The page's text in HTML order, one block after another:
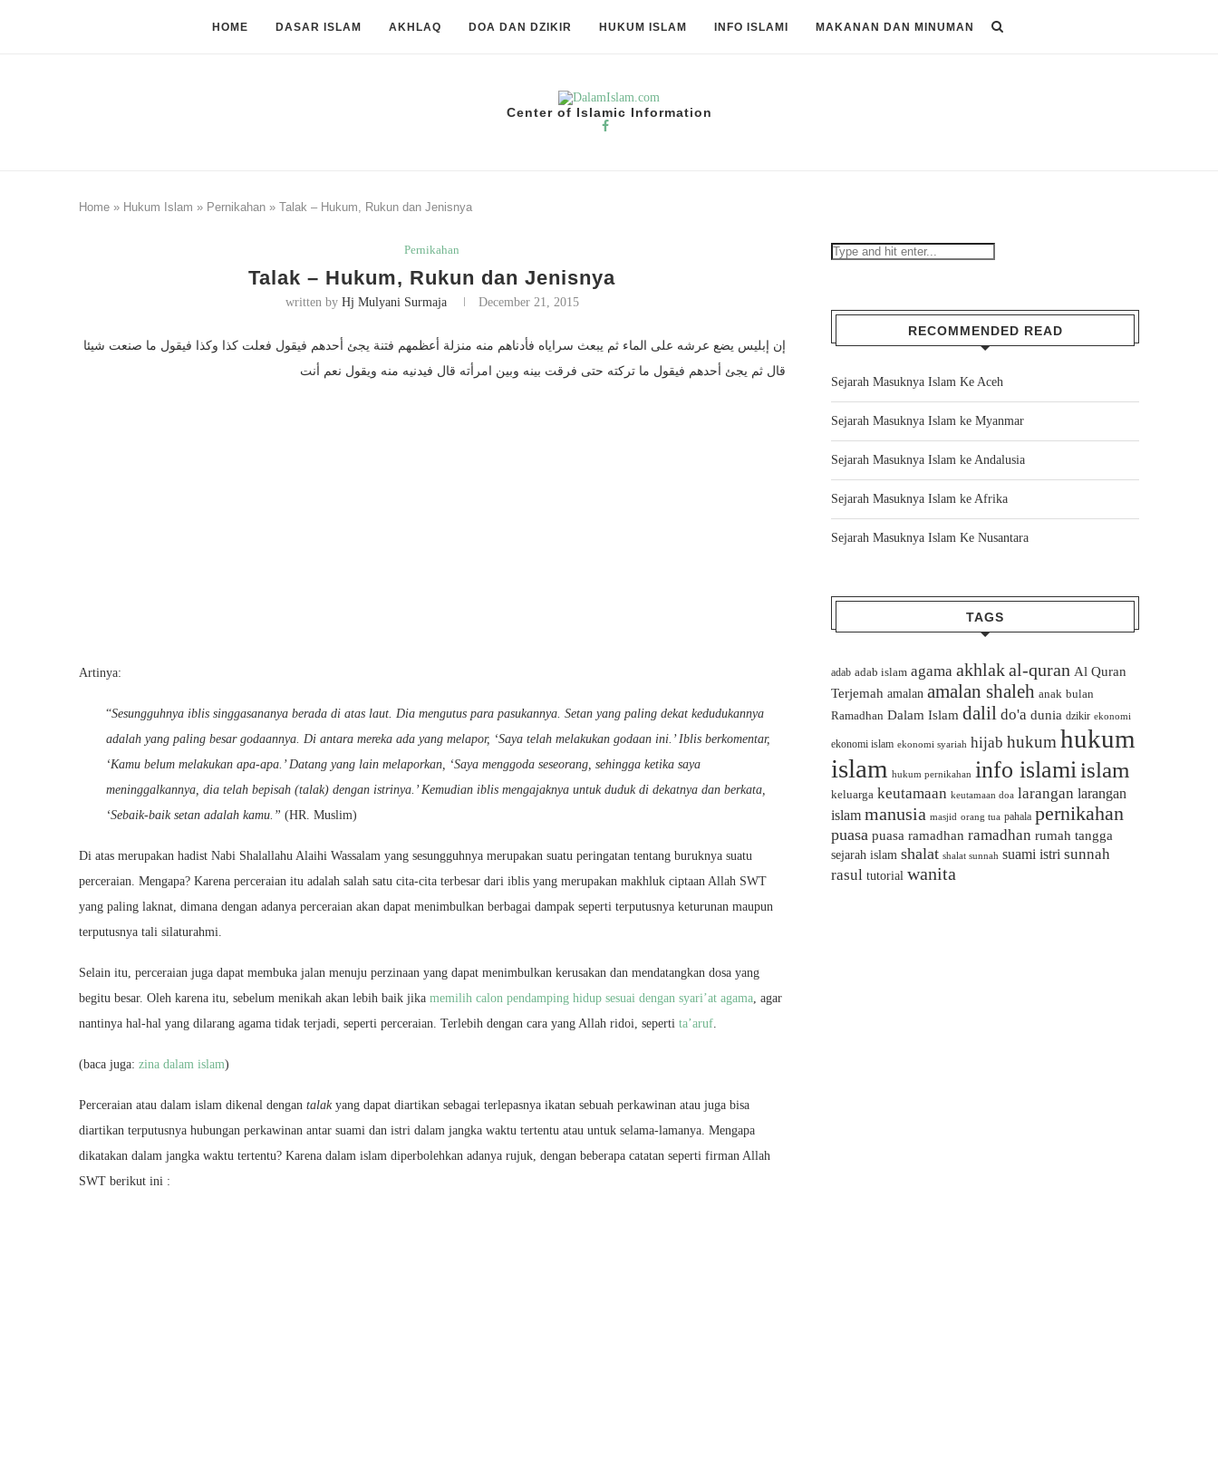
HOME DASAR ISLAM AKHLAQ DOA DAN DZIKIR HUKUM ISLAM INFO ISLAMI MAKANAN DAN MINUMAN
Center of Islamic Information
Home » Hukum Islam » Pernikahan » Talak – Hukum, Rukun dan Jenisnya
Pernikahan
Talak – Hukum, Rukun dan Jenisnya
written by Hj Mulyani Surmaja December 21, 2015
إن إبليس يضع عرشه على الماء ثم يبعث سراياه فأدناهم منه منزلة أعظمهم فتنة يجئ أحدهم فيقول فعلت كذا وكذا فيقول ما صنعت شيئا
قال ثم يجئ أحدهم فيقول ما تركته حتى فرقت بينه وبين امرأته قال فيدنيه منه ويقول نعم أنت
Artinya:
“Sesungguhnya iblis singgasananya berada di atas laut. Dia mengutus para pasukannya. Setan yang paling dekat kedudukannya
adalah yang paling besar godaannya. Di antara mereka ada yang melapor, ‘Saya telah melakukan godaan ini.’ Iblis berkomentar,
‘Kamu belum melakukan apa-apa.’ Datang yang lain melaporkan, ‘Saya menggoda seseorang, sehingga ketika saya
meninggalkannya, dia telah bepisah (talak) dengan istrinya.’ Kemudian iblis mengajaknya untuk duduk di dekatnya dan berkata,
‘Sebaik-baik setan adalah kamu.” (HR. Muslim)
Di atas merupakan hadist Nabi Shalallahu Alaihi Wassalam yang sesungguhnya merupakan suatu peringatan tentang buruknya suatu
perceraian. Mengapa? Karena perceraian itu adalah salah satu cita-cita terbesar dari iblis yang merupakan makhluk ciptaan Allah SWT
yang paling laknat, dimana dengan adanya perceraian akan dapat menimbulkan berbagai dampak seperti terputusnya keturunan maupun
terputusnya tali silaturahmi.
Selain itu, perceraian juga dapat membuka jalan menuju perzinaan yang dapat menimbulkan kerusakan dan mendatangkan dosa yang
begitu besar. Oleh karena itu, sebelum menikah akan lebih baik jika memilih calon pendamping hidup sesuai dengan syari’at agama, agar
nantinya hal-hal yang dilarang agama tidak terjadi, seperti perceraian. Terlebih dengan cara yang Allah ridoi, seperti ta’aruf.
(baca juga: zina dalam islam)
Perceraian atau dalam islam dikenal dengan talakyang dapat diartikan sebagai terlepasnya ikatan sebuah perkawinan atau juga bisa
diartikan terputusnya hubungan perkawinan antar suami dan istri dalam jangka waktu tertentu atau untuk selama-lamanya. Mengapa
dikatakan dalam jangka waktu tertentu? Karena dalam islam diperbolehkan adanya rujuk, dengan beberapa catatan seperti firman Allah
SWT berikut ini :
RECOMMENDED READ
Sejarah Masuknya Islam Ke Aceh
Sejarah Masuknya Islam ke Myanmar
Sejarah Masuknya Islam ke Andalusia
Sejarah Masuknya Islam ke Afrika
Sejarah Masuknya Islam Ke Nusantara
TAGS
adab adab islam agama akhlakal-quran Al Quran
Terjemah amalan amalan shaleh anak bulan
Ramadhan Dalam Islam dalil do'a dunia dzikir ekonomi
ekonomi islam ekonomi syariah hijab hukum hukum
islam hukum pernikahan info islamiislam
keluarga keutamaan keutamaan doa larangan larangan
islam manusia masjid orang tua pahala pernikahan
puasa puasa ramadhan ramadhan rumah tangga
sejarah islam shalat shalat sunnah suami istri sunnah
rasul tutorial wanita